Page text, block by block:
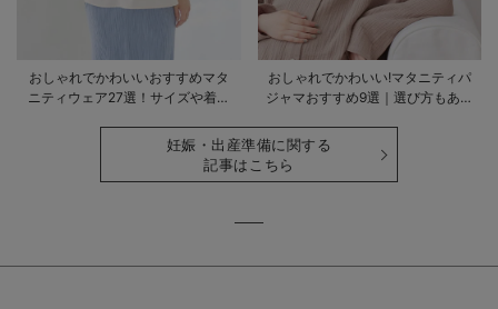
おしゃれでかわいいおすすめマタ
ニティウェア27選！サイズや着る
おしゃれでかわいい!マタニティパ
ジャマおすすめ9選｜選び方もあわ
妊娠・出産準備に関する
記事はこちら